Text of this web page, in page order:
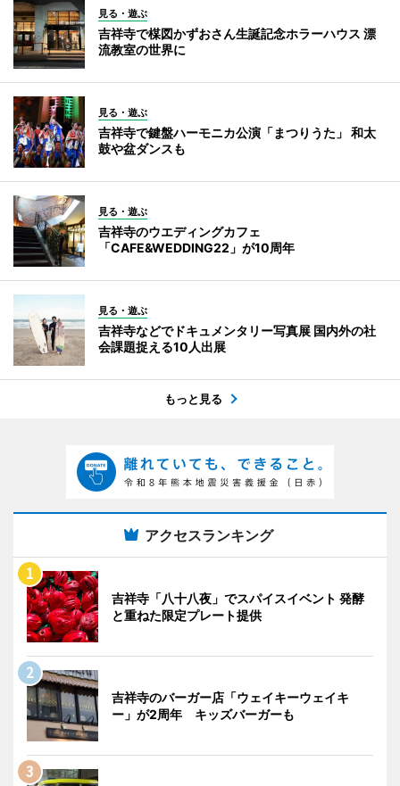
見る・遊ぶ
吉祥寺で楳図かずおさん生誕記念ホラーハウス 漂
流教室の世界に
見る・遊ぶ
吉祥寺で鍵盤ハーモニカ公演「まつりうた」 和太
鼓や盆ダンスも
見る・遊ぶ
吉祥寺のウエディングカフェ
「CAFE&WEDDING22」が10周年
見る・遊ぶ
吉祥寺などでドキュメンタリー写真展 国内外の社
会課題捉える10人出展
もっと見る
アクセスランキング
吉祥寺「八十八夜」でスパイスイベント 発酵
と重ねた限定プレート提供
吉祥寺のバーガー店「ウェイキーウェイキ
ー」が2周年 キッズバーガーも